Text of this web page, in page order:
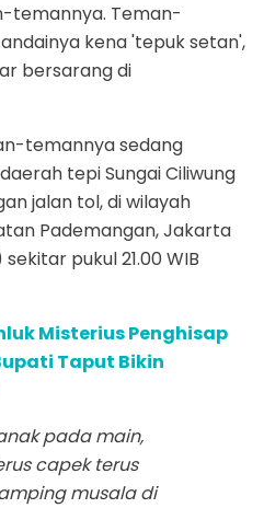
temannya. Teman-
kena 'tepuk setan',
bersarang di
temannya sedang
tepi Sungai Ciliwung
jalan tol, di wilayah
Pademangan, Jakarta
pukul 21.00 WIB
Misterius Penghisap
Taput Bikin
pada main,
capek terus
musala di